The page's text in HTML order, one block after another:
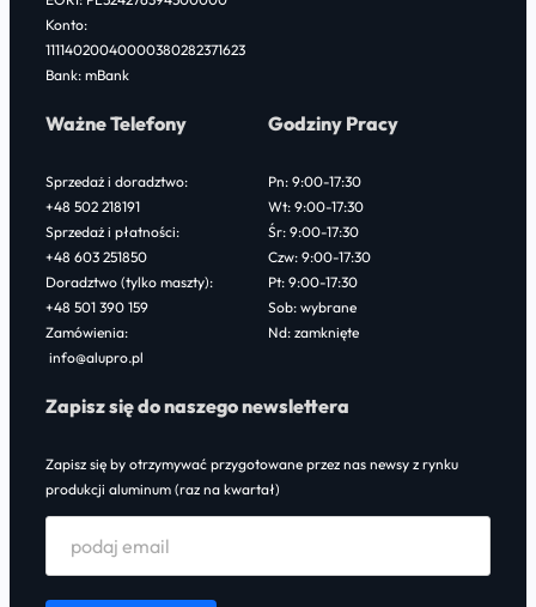
Konto:
11114020040000380282371623
Bank: mBank
Ważne Telefony
Sprzedaż i doradztwo:
+48 502 218191
Sprzedaż i płatności:
+48 603 251850
Doradztwo (tylko maszty):
+48 501 390 159
Zamówienia:
info@alupro.pl
Godziny Pracy
Pn: 9:00-17:30
Wt: 9:00-17:30
Śr: 9:00-17:30
Czw: 9:00-17:30
Pt: 9:00-17:30
Sob: wybrane
Nd: zamknięte
Zapisz się do naszego newslettera
Zapisz się by otrzymywać przygotowane przez nas newsy z rynku
produkcji aluminum (raz na kwartał)